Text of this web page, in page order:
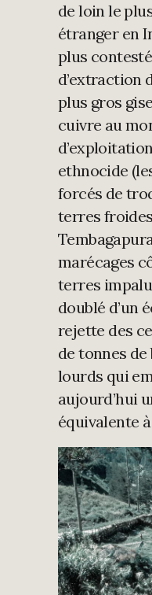
de loin le
étranger en
plus
d’extraction
plus gros
cuivre au
ethnocide
forcés de
terres
marécages
terres
doublé d’un
rejette des
de tonnes
lourds qui
aujourd’hui
équivalente